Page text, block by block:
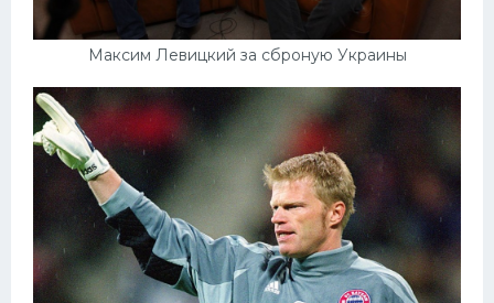
Максим Левицкий за сброную Украины
Баскетбол
Велогонки
Конькобежный спорт
Тренажеры
Интерьер квартиры